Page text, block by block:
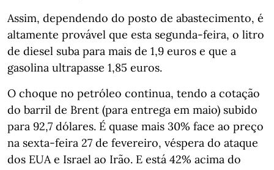
Assim, dependendo do posto de abastecimento, é
altamente provável que esta segunda-feira, o litro
de diesel suba para mais de 1,9 euros e que a
gasolina ultrapasse 1,85 euros.
O choque no petróleo continua, tendo a cotação
do barril de Brent (para entrega em maio) subido
para 92,7 dólares. É quase mais 30% face ao preço
na sexta-feira 27 de fevereiro, véspera do ataque
dos EUA e Israel ao Irão. E está 42% acima do